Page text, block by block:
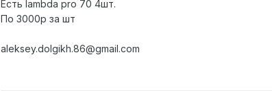
Есть lambda pro 70 4шт.
По 3000р за шт
aleksey.dolgikh.86@gmail.com